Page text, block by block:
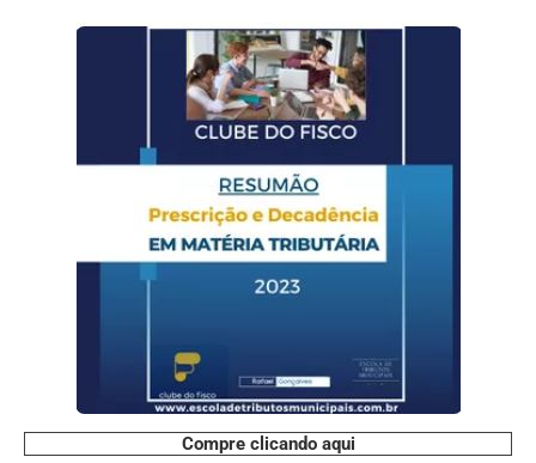
Compre clicando aqui